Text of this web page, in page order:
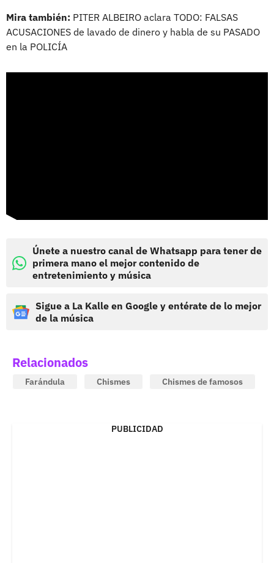
Mira también: PITER ALBEIRO aclara TODO: FALSAS
ACUSACIONES de lavado de dinero y habla de su PASADO
en la POLICÍA
Únete a nuestro canal de Whatsapp para tener de
primera mano el mejor contenido de
entretenimiento y música
Sigue a La Kalle en Google y entérate de lo mejor
de la música
Relacionados
Farándula Chismes Chismes de famosos
PUBLICIDAD